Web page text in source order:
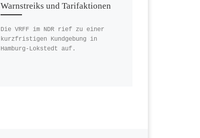
Warnstreiks und Tarifaktionen
Die VRFF im NDR rief zu einer
kurzfristigen Kundgebung in
Hamburg-Lokstedt auf.